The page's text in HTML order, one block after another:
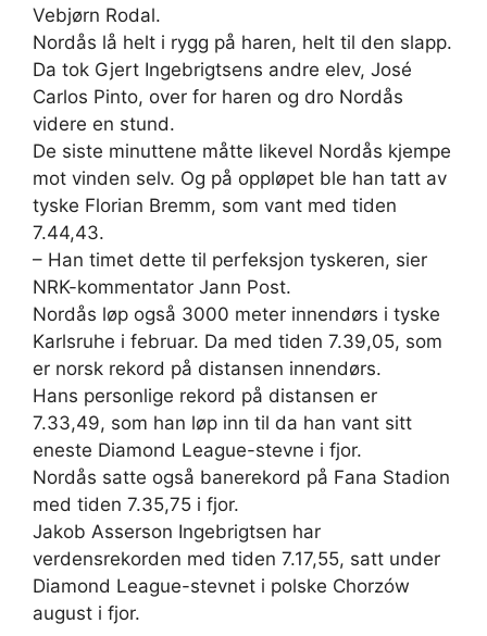
Vebjørn Rodal.
Nordås lå helt i rygg på haren, helt til den slapp.
Da tok Gjert Ingebrigtsens andre elev, José
Carlos Pinto, over for haren og dro Nordås
videre en stund.
De siste minuttene måtte likevel Nordås kjempe
mot vinden selv. Og på oppløpet ble han tatt av
tyske Florian Bremm, som vant med tiden
7.44,43.
– Han timet dette til perfeksjon tyskeren, sier
NRK-kommentator Jann Post.
Nordås løp også 3000 meter innendørs i tyske
Karlsruhe i februar. Da med tiden 7.39,05, som
er norsk rekord på distansen innendørs.
Hans personlige rekord på distansen er
7.33,49, som han løp inn til da han vant sitt
eneste Diamond League-stevne i fjor.
Nordås satte også banerekord på Fana Stadion
med tiden 7.35,75 i fjor.
Jakob Asserson Ingebrigtsen har
verdensrekorden med tiden 7.17,55, satt under
Diamond League-stevnet i polske Chorzów
august i fjor.